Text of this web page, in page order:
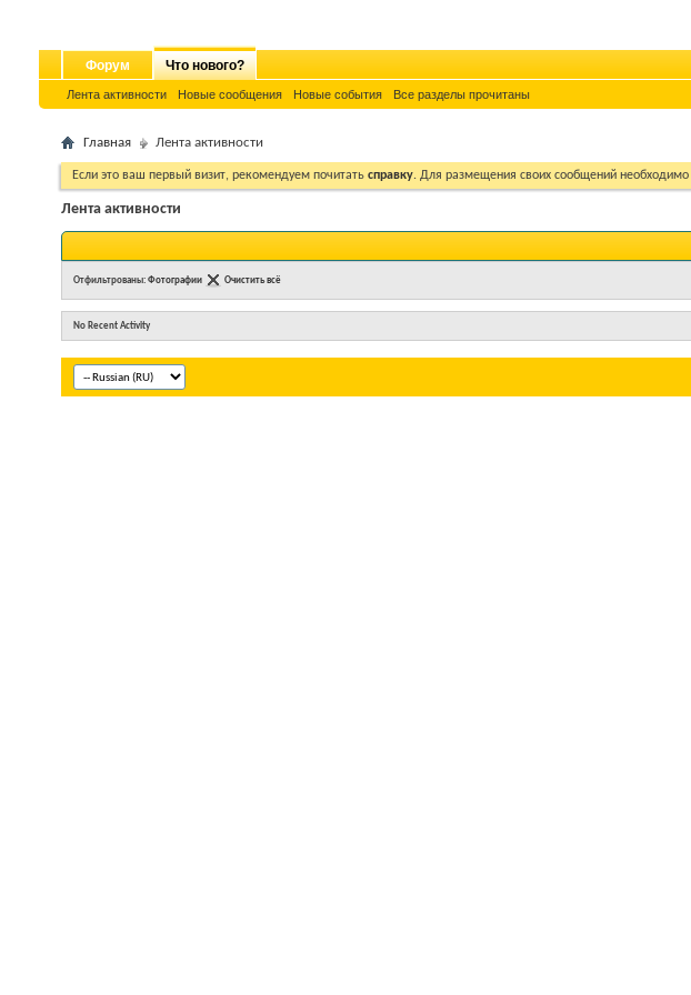
Форум Что нового?
Лента активности Новые сообщения Новые события Все разделы прочитаны
Главная Лента активности
Если это ваш первый визит, рекомендуем почитать справку. Для размещения своих сообщений необходимо
Лента активности
Отфильтрованы: Фотографии Очистить всё
No Recent Activity